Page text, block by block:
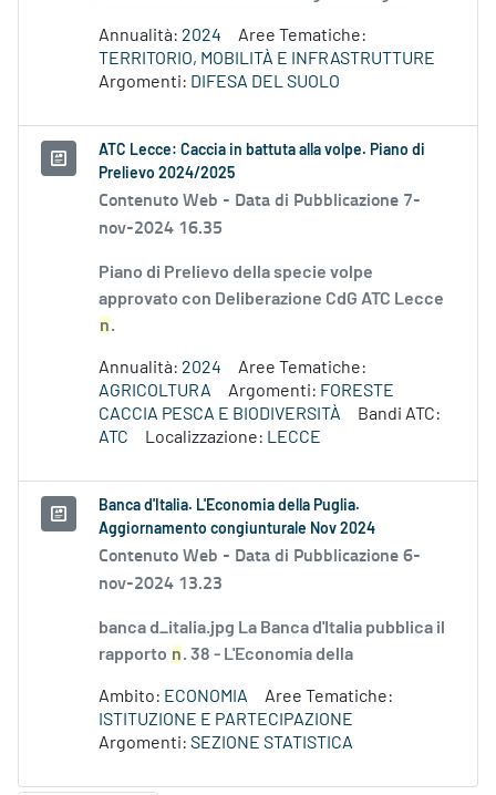
Annualità: 2024
Aree Tematiche:
TERRITORIO, MOBILITÀ E INFRASTRUTTURE
Argomenti: DIFESA DEL SUOLO
ATC Lecce: Caccia in battuta alla volpe. Piano di
Prelievo 2024/2025
Contenuto Web - Data di Pubblicazione 7-
nov-2024 16.35
Piano di Prelievo della specie volpe
approvato con Deliberazione CdG ATC Lecce
n.
Annualità: 2024
Aree Tematiche:
AGRICOLTURA
Argomenti: FORESTE
CACCIA PESCA E BIODIVERSITÀ
Bandi ATC:
ATC
Localizzazione: LECCE
Banca d'Italia. L'Economia della Puglia.
Aggiornamento congiunturale Nov 2024
Contenuto Web - Data di Pubblicazione 6-
nov-2024 13.23
banca d_italia.jpg La Banca d'Italia pubblica il
rapporto n. 38 - L'Economia della
Ambito: ECONOMIA
Aree Tematiche:
ISTITUZIONE E PARTECIPAZIONE
Argomenti: SEZIONE STATISTICA